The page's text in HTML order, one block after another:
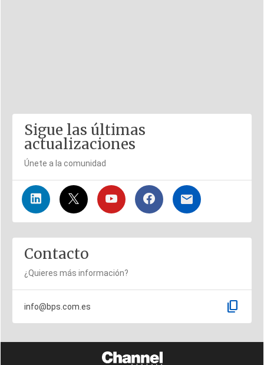
Sigue las últimas
actualizaciones
Únete a la comunidad
Contacto
¿Quieres más información?
info@bps.com.es content_copy